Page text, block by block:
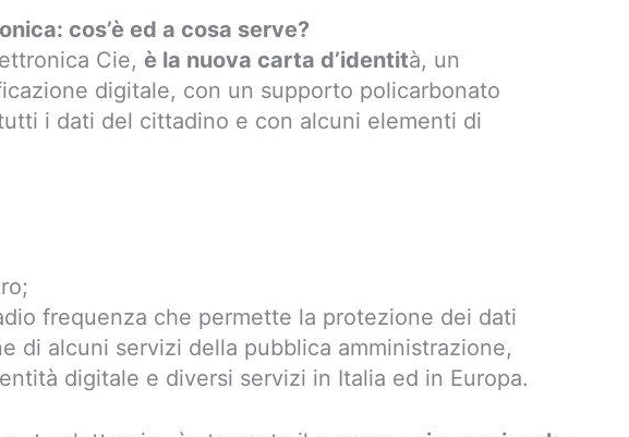
cos’è ed a cosa serve?
Cie, è la nuova carta d’identità, un
digitale, con un supporto policarbonato
i dati del cittadino e con alcuni elementi di
frequenza che permette la protezione dei dati
di alcuni servizi della pubblica amministrazione,
digitale e diversi servizi in Italia ed in Europa.